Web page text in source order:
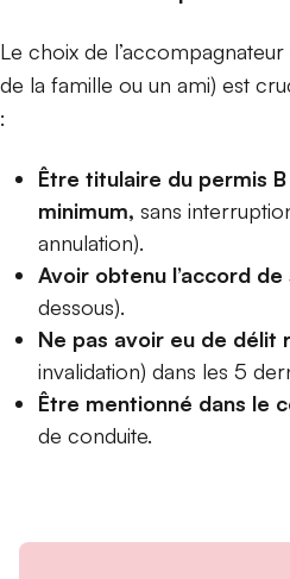
Le choix de
de la famille ou un ami) est
:
Être titulaire du permis
minimum, sans
annulation).
Avoir obtenu l’accord
dessous).
Ne pas avoir eu de délit
invalidation) dans les 5
Être mentionné dans le
de conduite.